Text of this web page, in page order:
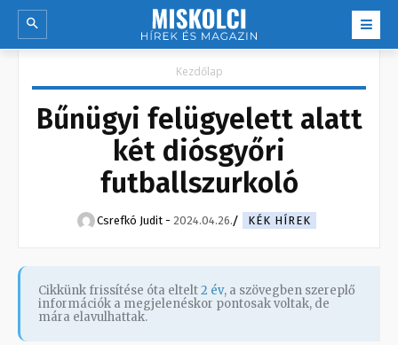
Kezdőlap
Bűnügyi felügyelett alatt
két diósgyőri
futballszurkoló
Csrefkó Judit - 2024.04.26. KÉK HÍREK
Cikkünk frissítése óta eltelt2 év, a szövegben szereplő
információk a megjelenéskor pontosak voltak, de
mára elavulhattak.